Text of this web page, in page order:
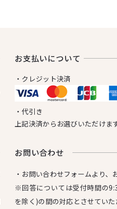
お⽀払いについて
・クレジット決済
・代引き
上記決済からお選びいただけます
お問い合わせ
・お問い合わせフォームより、
※回答については受付時間の
を除く)の間の対応とさせていた